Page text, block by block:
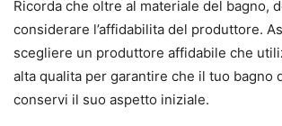
Ricorda che oltre al materiale del bagno,
considerare l’affidabilita del produttore.
scegliere un produttore affidabile che
alta qualita per garantire che il tuo bagno
conservi il suo aspetto iniziale.